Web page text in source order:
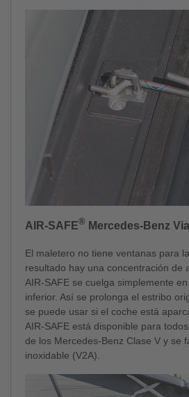
AIR-SAFE® Mercedes-Benz
El maletero no tiene ventanas para
resultado hay una concentración de
AIR-SAFE se cuelga simplemente
inferior. Así se prolonga el estribo
se puede usar si el coche está
AIR-SAFE está disponible para
de los Mercedes-Benz Clase V y se
inoxidable (V2A).